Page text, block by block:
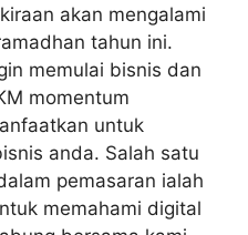
akan mengalami
tahun ini.
memulai bisnis dan
momentum
untuk
anda. Salah satu
pemasaran ialah
memahami digital